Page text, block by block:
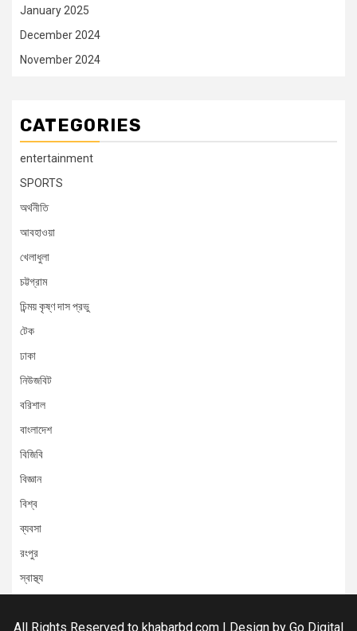
January 2025
December 2024
November 2024
CATEGORIES
entertainment
SPORTS
অর্থনীতি
আবহাওয়া
খেলাধুলা
চট্টগ্রাম
চিন্ময় কৃষ্ণ দাস প্রভু
টেক
ঢাকা
নিউজবিট
বরিশাল
বাংলাদেশ
বিজিবি
বিজ্ঞান
বিশ্ব
ব্যবসা
রংপুর
স্বাস্থ্য
All Rights Reserved to khabarbd.com | Design by Go Digital